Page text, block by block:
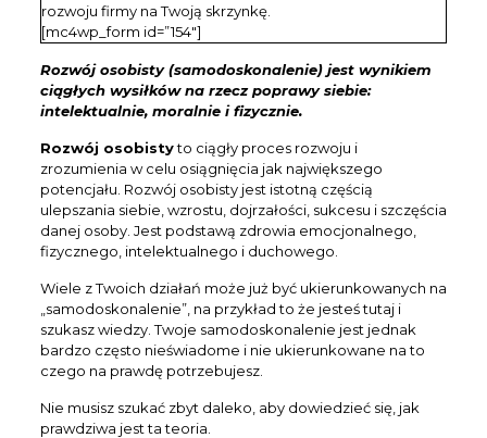
rozwoju firmy na Twoją skrzynkę.
[mc4wp_form id=”154″]
Rozwój osobisty (samodoskonalenie) jest wynikiem
ciągłych wysiłków na rzecz poprawy siebie:
intelektualnie, moralnie i fizycznie.
Rozwój osobistyto ciągły proces rozwoju i
zrozumienia w celu osiągnięcia jak największego
potencjału. Rozwój osobisty jest istotną częścią
ulepszania siebie, wzrostu, dojrzałości, sukcesu i szczęścia
danej osoby. Jest podstawą zdrowia emocjonalnego,
fizycznego, intelektualnego i duchowego.
Wiele z Twoich działań może już być ukierunkowanych na
„samodoskonalenie”, na przykład to że jesteś tutaj i
szukasz wiedzy. Twoje samodoskonalenie jest jednak
bardzo często nieświadome i nie ukierunkowane na to
czego na prawdę potrzebujesz.
Nie musisz szukać zbyt daleko, aby dowiedzieć się, jak
prawdziwa jest ta teoria.